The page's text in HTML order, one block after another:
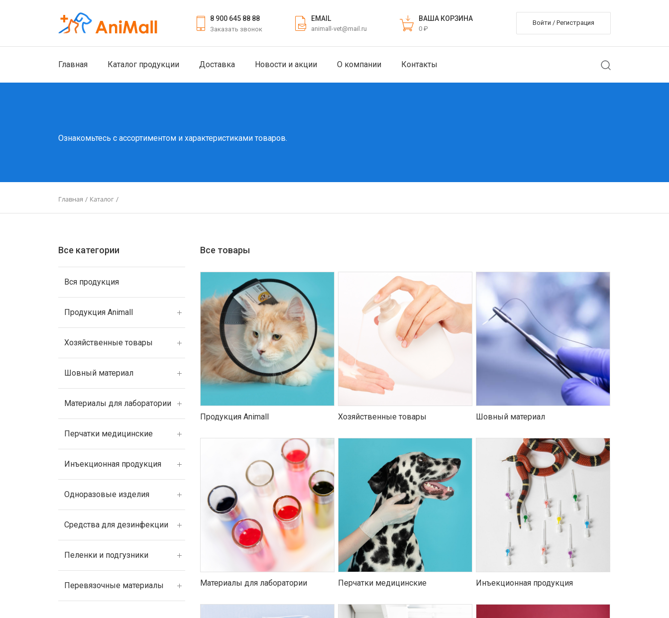
8 900 645 88 88
Заказать звонок
EMAIL
animall-vet@mail.ru
ВАША КОРЗИНА
0 ₽
Войти / Регистрация
Главная Каталог продукции Доставка Новости и акции О компании Контакты
Ознакомьтесь с ассортиментом и характеристиками товаров.
Главная / Каталог /
Все категории
Вся продукция
Продукция Animall
Хозяйственные товары
Шовный материал
Материалы для лаборатории
Перчатки медицинские
Инъекционная продукция
Одноразовые изделия
Средства для дезинфекции
Пеленки и подгузники
Перевязочные материалы
Все товары
Продукция Animall Хозяйственные товары Шовный материал
Материалы для лаборатории Перчатки медицинские Инъекционная продукция